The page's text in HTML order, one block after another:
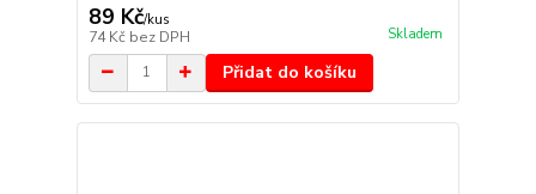
89 Kč/kus
74 Kč bez DPH Skladem
Přidat do košíku